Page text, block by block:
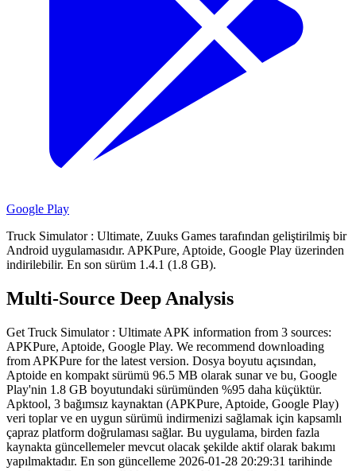
Google Play
Truck Simulator : Ultimate, Zuuks Games tarafından geliştirilmiş bir
Android uygulamasıdır. APKPure, Aptoide, Google Play üzerinden
indirilebilir. En son sürüm 1.4.1 (1.8 GB).
Multi-Source Deep Analysis
Get Truck Simulator : Ultimate APK information from 3 sources:
APKPure, Aptoide, Google Play. We recommend downloading
from APKPure for the latest version. Dosya boyutu açısından,
Aptoide en kompakt sürümü 96.5 MB olarak sunar ve bu, Google
Play'nin 1.8 GB boyutundaki sürümünden %95 daha küçüktür.
Apktool, 3 bağımsız kaynaktan (APKPure, Aptoide, Google Play)
veri toplar ve en uygun sürümü indirmenizi sağlamak için kapsamlı
çapraz platform doğrulaması sağlar. Bu uygulama, birden fazla
kaynakta güncellemeler mevcut olacak şekilde aktif olarak bakımı
yapılmaktadır. En son güncelleme 2026-01-28 20:29:31 tarihinde